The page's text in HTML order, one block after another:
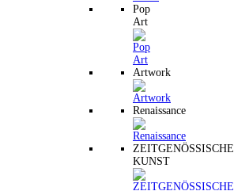
Pop
Art
Artwork
Renaissance
ZEITGENÖSSISCHE
KUNST